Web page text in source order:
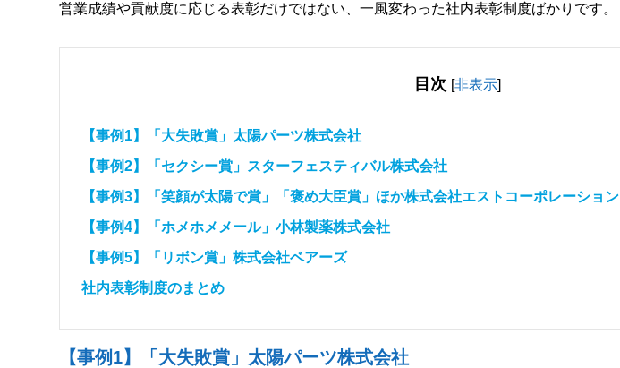
営業成績や貢献度に応じる表彰だけではない、一風変わった社内表彰制度ばかりです。
目次 [非表示]
【事例1】「大失敗賞」太陽パーツ株式会社
【事例2】「セクシー賞」スターフェスティバル株式会社
【事例3】「笑顔が太陽で賞」「褒め大臣賞」ほか株式会社エストコーポレーション
【事例4】「ホメホメメール」小林製薬株式会社
【事例5】「リボン賞」株式会社ベアーズ
社内表彰制度のまとめ
【事例1】「大失敗賞」太陽パーツ株式会社